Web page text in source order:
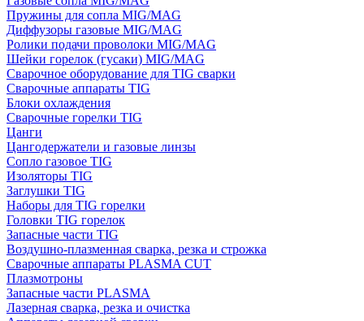
Пружины для сопла MIG/MAG
Диффузоры газовые MIG/MAG
Ролики подачи проволоки MIG/MAG
Шейки горелок (гусаки) MIG/MAG
Сварочное оборудование для TIG сварки
Сварочные аппараты TIG
Блоки охлаждения
Сварочные горелки TIG
Цанги
Цангодержатели и газовые линзы
Сопло газовое TIG
Изоляторы TIG
Заглушки TIG
Наборы для TIG горелки
Головки TIG горелок
Запасные части TIG
Воздушно-плазменная сварка, резка и строжка
Сварочные аппараты PLASMA CUT
Плазмотроны
Запасные части PLASMA
Лазерная сварка, резка и очистка